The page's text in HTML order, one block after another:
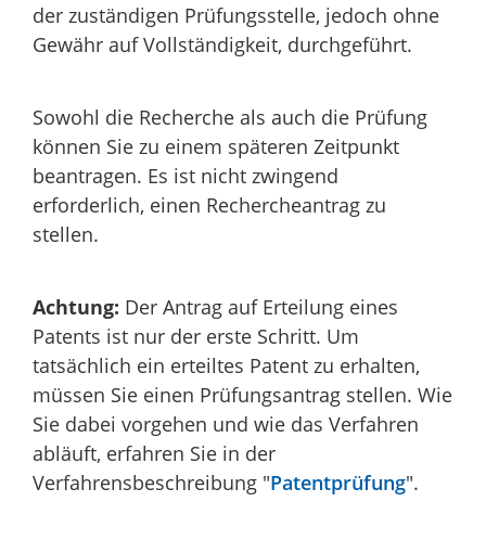
der zuständigen Prüfungsstelle, jedoch ohne
Gewähr auf Vollständigkeit, durchgeführt.
Sowohl die Recherche als auch die Prüfung
können Sie zu einem späteren Zeitpunkt
beantragen. Es ist nicht zwingend
erforderlich, einen Rechercheantrag zu
stellen.
Achtung: Der Antrag auf Erteilung eines
Patents ist nur der erste Schritt. Um
tatsächlich ein erteiltes Patent zu erhalten,
müssen Sie einen Prüfungsantrag stellen. Wie
Sie dabei vorgehen und wie das Verfahren
abläuft, erfahren Sie in der
Verfahrensbeschreibung "Patentprüfung".